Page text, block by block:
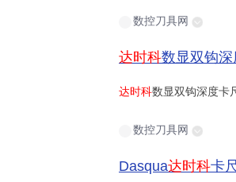
数控刀具网
达时科数显双钩深度卡
达时科数显双钩深度卡
数控刀具网
Dasqua达时科卡尺